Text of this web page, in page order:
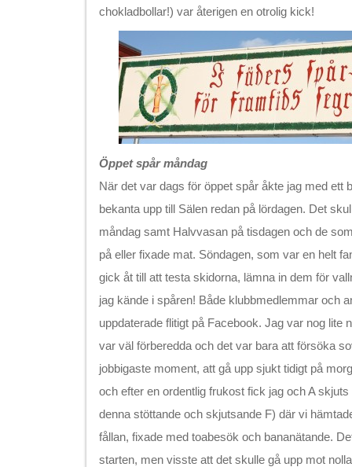
chokladbollar!) var återigen en otrolig kick!
Öppet spår måndag
När det var dags för öppet spår åkte jag med ett
bekanta upp till Sälen redan på lördagen. Det
måndag samt Halvvasan på tisdagen och de
på eller fixade mat. Söndagen, som var en helt
gick åt till att testa skidorna, lämna in dem för
jag kände i spåren! Både klubbmedlemmar och
uppdaterade flitigt på Facebook. Jag var nog lite
var väl förberedda och det var bara att försöka
jobbigaste moment, att gå upp sjukt tidigt på
och efter en ordentlig frukost fick jag och A
denna stöttande och skjutsande F) där vi
fållan, fixade med toabesök och bananätande.
starten, men visste att det skulle gå upp mot